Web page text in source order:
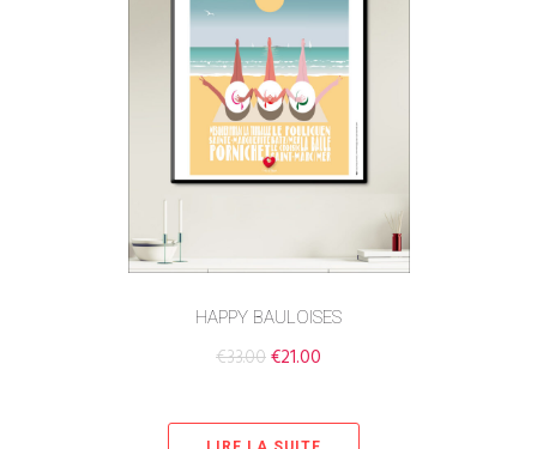
HAPPY BAULOISES
€33.00€21.00